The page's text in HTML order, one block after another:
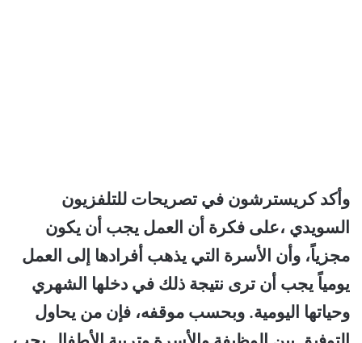
وأكد كريسترشون في تصريحات للتلفزيون
السويدي ،على فكرة أن العمل يجب أن يكون
مجزياً، وأن الأسرة التي يذهب أفرادها إلى العمل
يومياً يجب أن ترى نتيجة ذلك في دخلها الشهري
وحياتها اليومية. وبحسب موقفه، فإن من يحاول